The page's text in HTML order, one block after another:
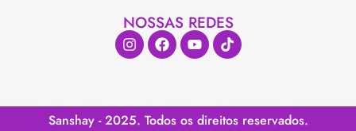
NOSSAS REDES
Sanshay - 2025. Todos os direitos reservados.